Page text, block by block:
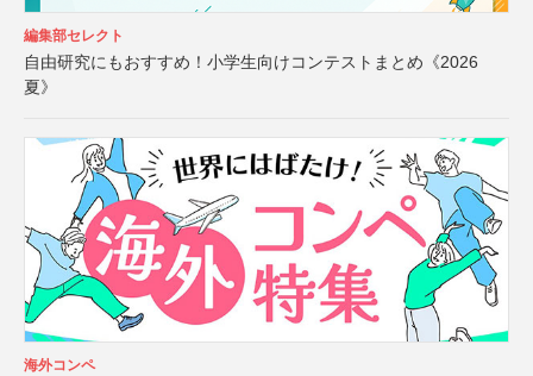
編集部セレクト
自由研究にもおすすめ！小学生向けコンテストまとめ《2026
夏》
海外コンペ